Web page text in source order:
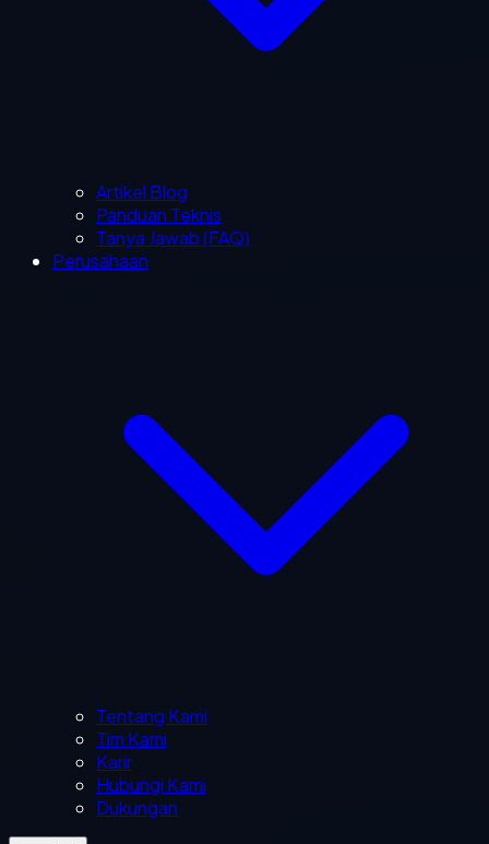
Artikel Blog
Panduan Teknis
Tanya Jawab (FAQ)
Perusahaan
Tentang Kami
Tim Kami
Karir
Hubungi Kami
Dukungan